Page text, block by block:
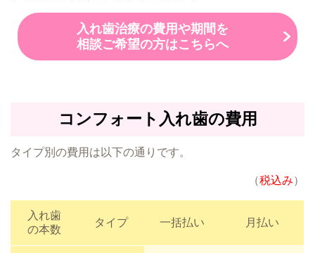
入れ歯治療の費用や期間を
相談ご希望の方はこちらへ
コンフォート入れ歯の費用
​タイプ別の費用は以下の通りです。
​（税込み）
入れ歯
の本数
タイプ 一括払い 月払い